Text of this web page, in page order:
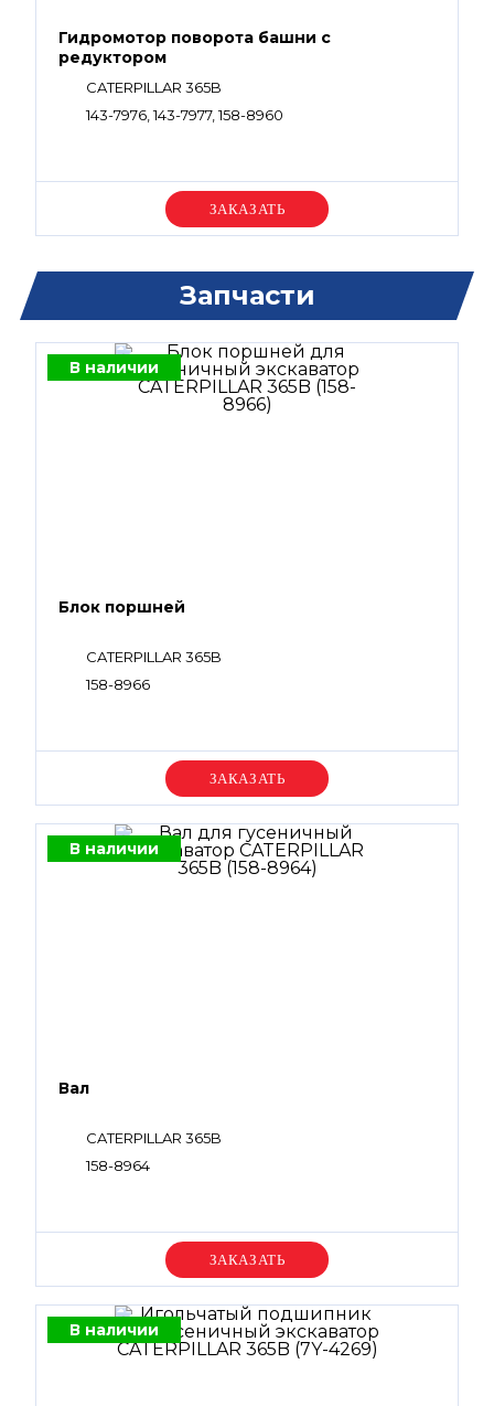
Гидромотор поворота башни с
редуктором
CATERPILLAR 365B
143-7976, 143-7977, 158-8960
Уточняйте цену
Запчасти
В наличии
Блок поршней
CATERPILLAR 365B
158-8966
Уточняйте цену
В наличии
Вал
CATERPILLAR 365B
158-8964
Уточняйте цену
В наличии